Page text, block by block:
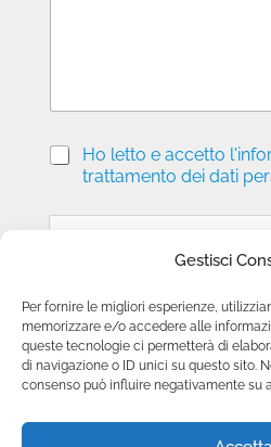
Gestisci
Per fornire le migliori esperienze,
memorizzare e/o accedere alle
queste tecnologie ci permetterà di
di navigazione o ID unici su questo sito.
consenso può influire negativamente su
P
v
a
*
Ho letto e accetto
trattamento dei dati
Invia richiesta